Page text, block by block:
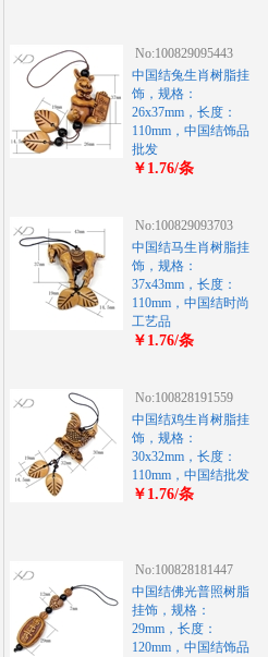
No:100829095443
中国结兔生肖树脂挂
饰，规格：
26x37mm，长度：
110mm，中国结饰品
批发
￥1.76/条
No:100829093703
中国结马生肖树脂挂
饰，规格：
37x43mm，长度：
110mm，中国结时尚
工艺品
￥1.76/条
No:100828191559
中国结鸡生肖树脂挂
饰，规格：
30x32mm，长度：
110mm，中国结批发
￥1.76/条
No:100828181447
中国结佛光普照树脂
挂饰，规格：
29mm，长度：
120mm，中国结饰品